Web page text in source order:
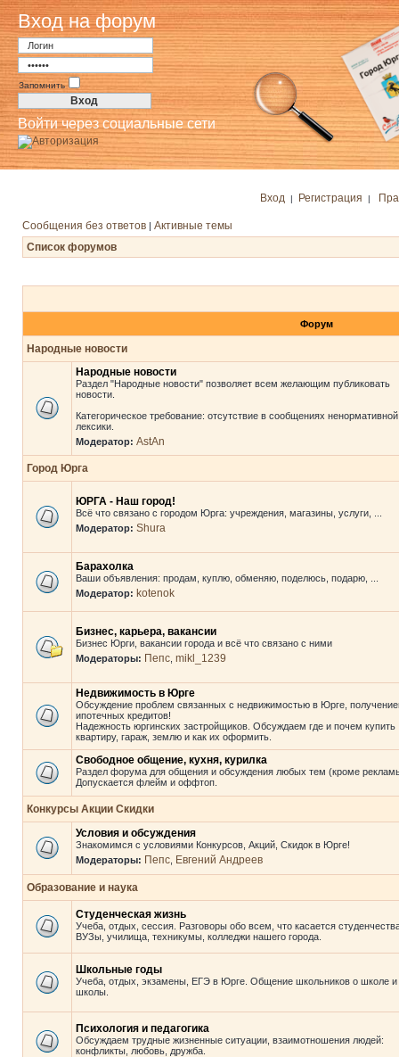
Вход на форум
Запомнить
Войти через социальные сети
Вход | Регистрация |
Сообщения без ответов | Активные темы
Список форумов
Форум
Народные новости
Народные новости
Раздел "Народные новости" позволяет всем желающим публиковать
новости.
Категорическое требование: отсутствие в сообщениях ненормативной
лексики.
Модератор: AstAn
Город Юрга
ЮРГА - Наш город!
Всё что связано с городом Юрга: учреждения, магазины, услуги, ...
Модератор: Shura
Барахолка
Ваши объявления: продам, куплю, обменяю, поделюсь, подарю, ...
Модератор: kotenok
Бизнес, карьера, вакансии
Бизнес Юрги, вакансии города и всё что связано с ними
Модераторы: Пепс mikl_1239
Недвижимость в Юрге
Обсуждение проблем связанных с недвижимостью в Юрге,
ипотечных кредитов!
Надежность юргинских застройщиков. Обсуждаем где и почем купить
квартиру, гараж, землю и как их оформить.
Свободное общение, кухня, курилка
Раздел форума для общения и обсуждения любых тем (кроме
Допускается флейм и оффтоп.
Конкурсы Акции Скидки
Условия и обсуждения
Знакомимся с условиями Конкурсов, Акций, Скидок в Юрге!
Модераторы: Пепс Евгений Андреев
Образование и наука
Студенческая жизнь
Учеба, отдых, сессия. Разговоры обо всем, что касается
ВУЗы, училища, техникумы, колледжи нашего города.
Школьные годы
Учеба, отдых, экзамены, ЕГЭ в Юрге. Общение школьников о школе и
школы.
Психология и педагогика
Обсуждаем трудные жизненные ситуации, взаимотношения людей:
конфликты, любовь, дружба.